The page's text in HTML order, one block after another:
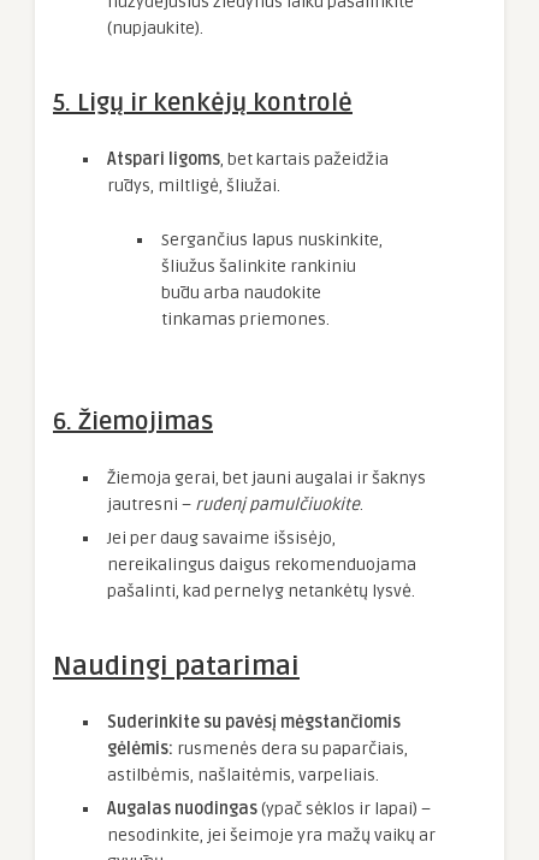
(nupjaukite).
5. Ligų ir kenkėjų kontrolė
Atspari ligoms, bet kartais pažeidžia
rūdys, miltligė, šliužai.
Sergančius lapus nuskinkite,
šliužus šalinkite rankiniu
būdu arba naudokite
tinkamas priemones.
6. Žiemojimas
Žiemoja gerai, bet jauni augalai ir šaknys
jautresni – rudenį pamulčiuokite.
Jei per daug savaime išsisėjo,
nereikalingus daigus rekomenduojama
pašalinti, kad pernelyg netankėtų lysvė.
Naudingi patarimai
Suderinkite su pavėsį mėgstančiomis
gėlėmis: rusmenės dera su paparčiais,
astilbėmis, našlaitėmis, varpeliais.
Augalas nuodingas(ypač sėklos ir lapai) –
nesodinkite, jei šeimoje yra mažų vaikų ar